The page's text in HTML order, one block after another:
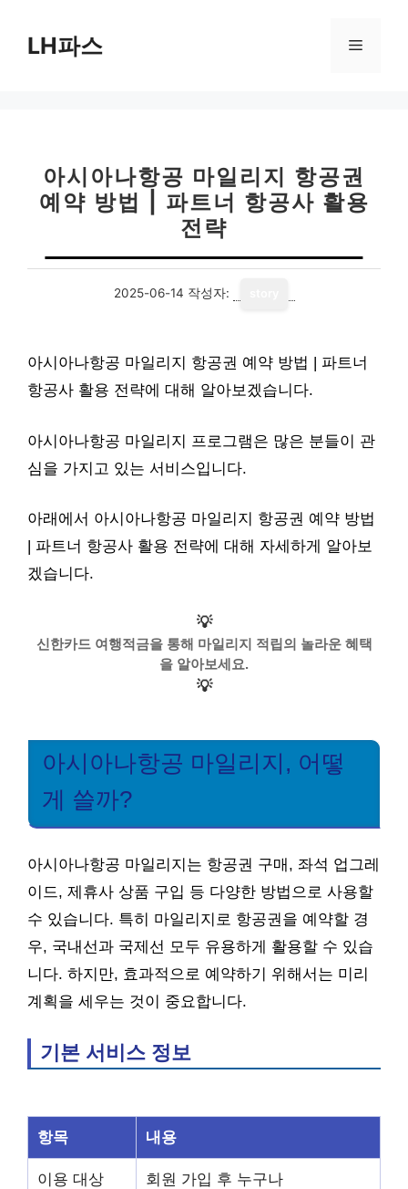
LH파스 메
아시아나항공 마일리지 항공권
예약 방법 | 파트너 항공사 활용
전략
2025-06-14 작성자:
아시아나항공 마일리지 항공권 예약 방법 | 파트너
항공사 활용 전략에 대해 알아보겠습니다.
아시아나항공 마일리지 프로그램은 많은 분들이 관
심을 가지고 있는 서비스입니다.
아래에서 아시아나항공 마일리지 항공권 예약 방법
| 파트너 항공사 활용 전략에 대해 자세하게 알아보
겠습니다.
💡
신한카드 여행적금을 통해 마일리지 적립의 놀라운 혜택
을 알아보세요.
💡
아시아나항공 마일리지, 어떻
게 쓸까?
아시아나항공 마일리지는 항공권 구매, 좌석 업그레
이드, 제휴사 상품 구입 등 다양한 방법으로 사용할
수 있습니다. 특히 마일리지로 항공권을 예약할 경
우, 국내선과 국제선 모두 유용하게 활용할 수 있습
니다. 하지만, 효과적으로 예약하기 위해서는 미리
계획을 세우는 것이 중요합니다.
기본 서비스 정보
항목 내용
이용 대상 회원 가입 후 누구나